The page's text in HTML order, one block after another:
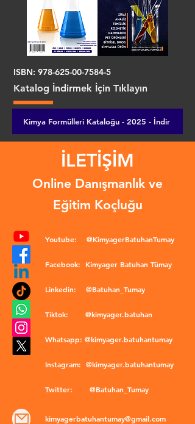
ISBN: 978-625-00-7584-5
Katalog İndirmek İçin Tıklayın
Kimya Formülleri Kataloğu - 2025 - İndir
İLETİŞİM
Online Danışmanlık ve
Eğitim Koçluğu
Youtube: @KimyagerBatuhanTumay
Facebook: Kimyager Batuhan Tümay
Linkedin: @Batuhan_Tumay
Tiktok: @kimyager.batuhan
Whatsapp: @kimyager.batuhantumay
Instagram: @kimyager.batuhantumay
Twitter: @Batuhan_Tumay
kimyagerbatuhantumay@gmail.com